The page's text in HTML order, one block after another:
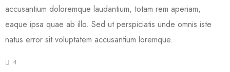
accusantium doloremque laudantium, totam rem aperiam,
eaque ipsa quae ab illo. Sed ut perspiciatis unde omnis iste
natus error sit voluptatem accusantium loremque.
4